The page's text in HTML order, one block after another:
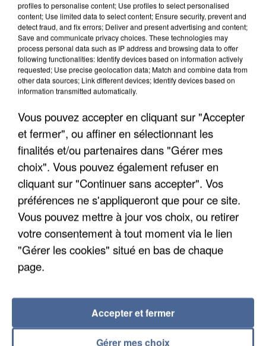
6 août 2026
Gabriel Attal et Raphaël Glucksmann visés par des
ingérences...
Sollicité, Sébastien Lecornu annonce un "travail
commun" avec les partis à la rentrée.
profiles to personalise content; Use profiles to select personalised
content; Use limited data to select content; Ensure security, prevent and
detect fraud, and fix errors; Deliver and present advertising and content;
Save and communicate privacy choices. These technologies may
process personal data such as IP address and browsing data to offer
following functionalities: Identify devices based on information actively
requested; Use precise geolocation data; Match and combine data from
other data sources; Link different devices; Identify devices based on
information transmitted automatically.
Vous pouvez accepter en cliquant sur "Accepter
et fermer", ou affiner en sélectionnant les
finalités et/ou partenaires dans "Gérer mes
choix". Vous pouvez également refuser en
cliquant sur "Continuer sans accepter". Vos
préférences ne s'appliqueront que pour ce site.
Vous pouvez mettre à jour vos choix, ou retirer
votre consentement à tout moment via le lien
"Gérer les cookies" situé en bas de chaque
page.
Gérer mes choix
Accepter et fermer